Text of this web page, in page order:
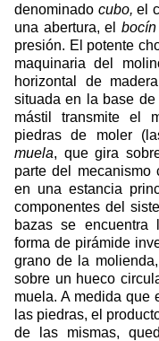
denominado cubo, el
una abertura, el bocín
presión. El potente
maquinaria del
horizontal de
situada en la base
mástil transmite el
piedras de moler
muela, que gira
parte del mecanismo
en una estancia
componentes del
bazas se encuentra
forma de pirámide
grano de la
sobre un hueco
muela. A medida que
las piedras, el
de las mismas,